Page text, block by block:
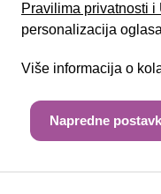
Pravilima privatnosti
personalizacija
Više informacija o
Napredne